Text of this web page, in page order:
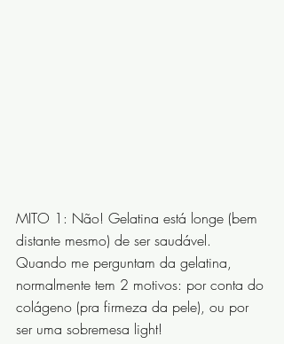
MITO 1: Não! Gelatina está longe (bem
distante mesmo) de ser saudável.
Quando me perguntam da gelatina,
normalmente tem 2 motivos: por conta do
colágeno (pra firmeza da pele), ou por
ser uma sobremesa light!